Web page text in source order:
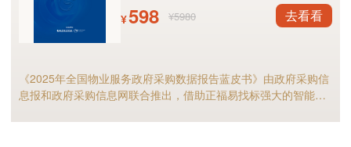
¥598 ¥5980 去看看
《2025年全国物业服务政府采购数据报告蓝皮书》由政府采购信
息报和政府采购信息网联合推出，借助正福易找标强大的智能标